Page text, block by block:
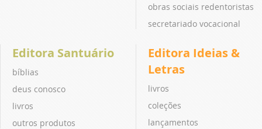
obras sociais redentoristas
secretariado vocacional
Editora Santuário
bíblias
deus conosco
livros
outros produtos
Editora Ideias &
Letras
livros
coleções
lançamentos